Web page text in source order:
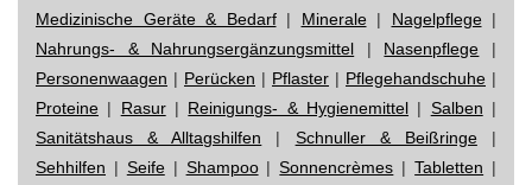
Medizinische Geräte & Bedarf| Minerale| Nagelpflege|
Nahrungs- & Nahrungsergänzungsmittel | Nasenpflege |
Personenwaagen | Perücken | Pflaster | Pflegehandschuhe |
Proteine | Rasur| Reinigungs- & Hygienemittel | Salben |
Sanitätshaus & Alltagshilfen | Schnuller & Beißringe|
Sehhilfen | Seife| Shampoo|Sonnencrèmes |Tabletten |